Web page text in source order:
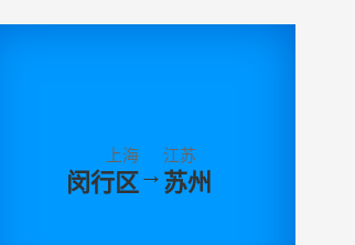
上海
闵行区→
江苏
苏州